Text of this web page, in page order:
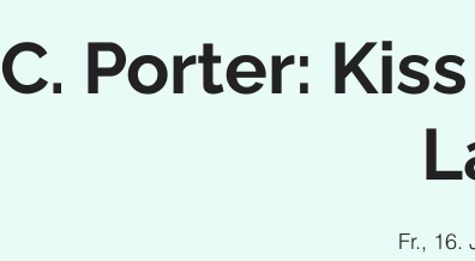
C. Porter:
Fr., 16.